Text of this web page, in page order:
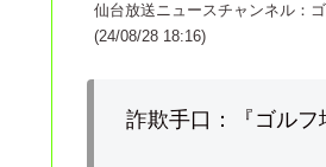
仙台放送ニュースチャンネル：
(24/08/28 18:16)
詐欺手口：『ゴル